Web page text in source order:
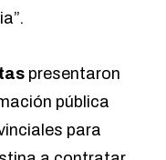
”.
presentaron
pública
para